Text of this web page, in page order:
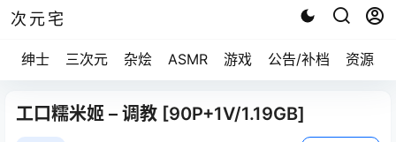
次元宅
绅士 三次元 杂烩 ASMR 游戏 公告/补档 资源求
工口糯米姬 – 调教 [90P+1V/1.19GB]